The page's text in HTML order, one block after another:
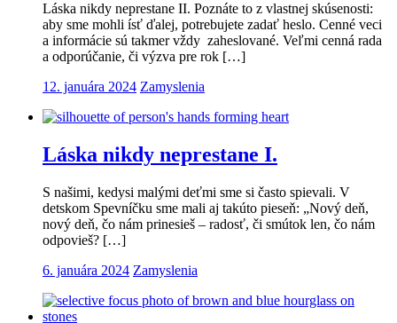
Láska nikdy neprestane II. Poznáte to z vlastnej skúsenosti:
aby sme mohli ísť ďalej, potrebujete zadať heslo. Cenné veci
a informácie sú takmer vždy zaheslované. Veľmi cenná rada
a odporúčanie, či výzva pre rok […]
12. januára 2024 Zamyslenia
Láska nikdy neprestane I.
S našimi, kedysi malými deťmi sme si často spievali. V
detskom Spevníčku sme mali aj takúto pieseň: „Nový deň,
nový deň, čo nám prinesieš – radosť, či smútok len, čo nám
odpovieš? […]
6. januára 2024 Zamyslenia